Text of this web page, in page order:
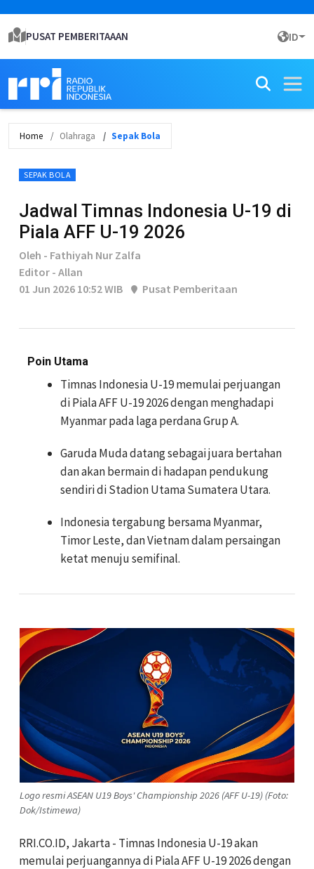
PUSAT PEMBERITAAAN ID
Home Olahraga Sepak Bola
SEPAK BOLA
Jadwal Timnas Indonesia U-19 di
Piala AFF U-19 2026
Oleh - Fathiyah Nur Zalfa
Editor - Allan
01 Jun 2026 10:52 WIB
Pusat Pemberitaan
Poin Utama
Timnas Indonesia U-19 memulai perjuangan
di Piala AFF U-19 2026 dengan menghadapi
Myanmar pada laga perdana Grup A.
Garuda Muda datang sebagai juara bertahan
dan akan bermain di hadapan pendukung
sendiri di Stadion Utama Sumatera Utara.
Indonesia tergabung bersama Myanmar,
Timor Leste, dan Vietnam dalam persaingan
ketat menuju semifinal.
Logo resmi ASEAN U19 Boys' Championship 2026 (AFF U-19) (Foto:
Dok/Istimewa)
RRI.CO.ID, Jakarta - Timnas Indonesia U-19 akan
memulai perjuangannya di Piala AFF U-19 2026 dengan